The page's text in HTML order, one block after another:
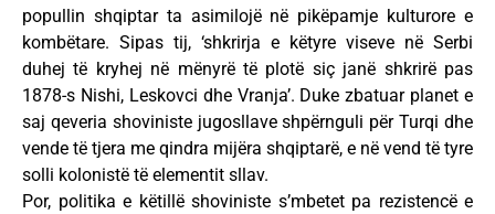
popullin shqiptar ta asimilojë në pikëpamje kulturore e
kombëtare. Sipas tij, ‘shkrirja e këtyre viseve në Serbi
duhej të kryhej në mënyrë të plotë siç janë shkrirë pas
1878-s Nishi, Leskovci dhe Vranja’. Duke zbatuar planet e
saj qeveria shoviniste jugosllave shpërnguli për Turqi dhe
vende të tjera me qindra mijëra shqiptarë, e në vend të tyre
solli kolonistë të elementit sllav.
Por, politika e këtillë shoviniste s’mbetet pa rezistencë e